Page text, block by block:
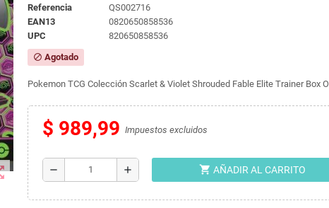
Referencia
QS002716
EAN13
0820650858536
UPC
820650858536
block Agotado
Pokemon TCG Colección Scarlet & Violet Shrouded Fable Elite Trainer Box
$ 989,99 Impuestos excluidos
remove add shopping_cart AÑADIR AL CARRITO